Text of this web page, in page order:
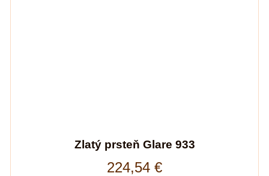
Zlatý prsteň Glare 933
224,54 €